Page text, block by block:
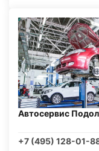
Автосервис
+7 (495) 128-01-